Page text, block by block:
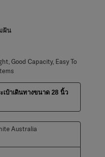
ฝัน
Good Capacity, Easy To
เป๋าเดินทางขนาด 28 นิ้ว
Australia